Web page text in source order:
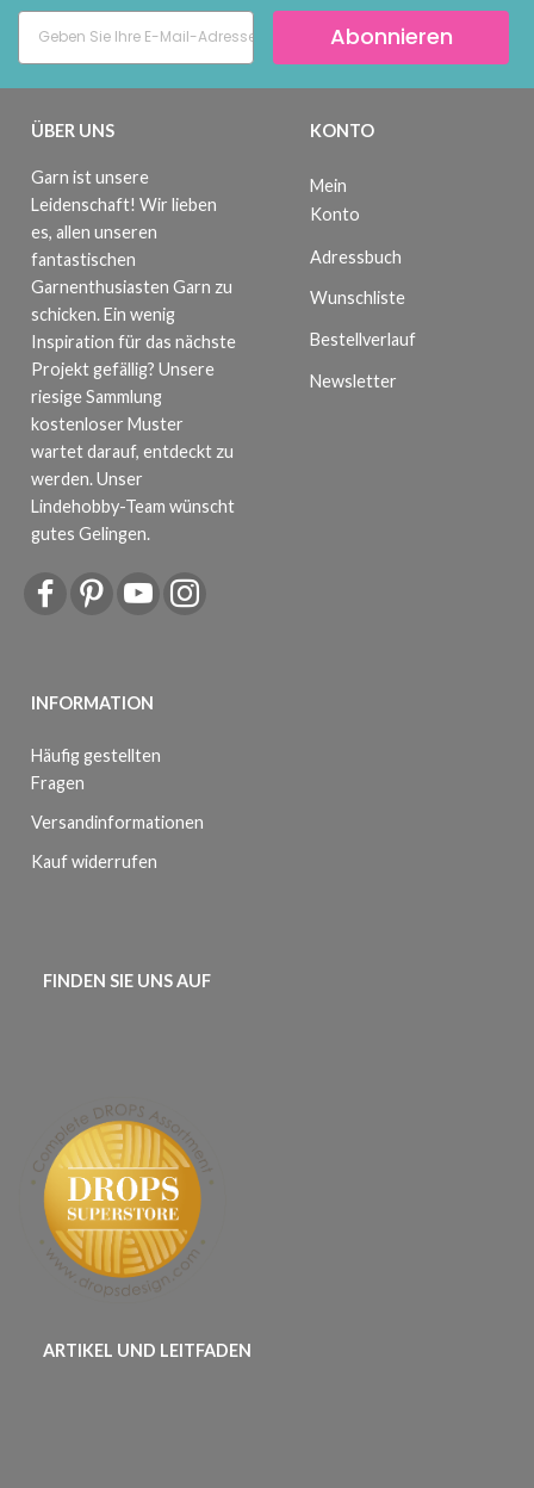
Abonnieren
ÜBER UNS
Garn ist unsere
Leidenschaft! Wir lieben
es, allen unseren
fantastischen
Garnenthusiasten Garn zu
schicken. Ein wenig
Inspiration für das nächste
Projekt gefällig? Unsere
riesige Sammlung
kostenloser Muster
wartet darauf, entdeckt zu
werden. Unser
Lindehobby-Team wünscht
gutes Gelingen.
INFORMATION
Häufig gestellten
Fragen
Versandinformationen
Kauf widerrufen
KONTO
Mein
Konto
Adressbuch
Wunschliste
Bestellverlauf
Newsletter
FINDEN SIE UNS AUF
ARTIKEL UND LEITFADEN